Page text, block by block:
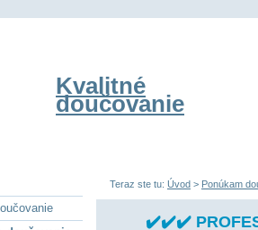
Kvalitné
doučovanie
Teraz ste tu: Úvod > Ponúkam
✔️✔️✔️